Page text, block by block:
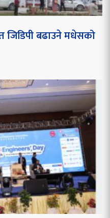
जिडिपी बढाउने मधेसको